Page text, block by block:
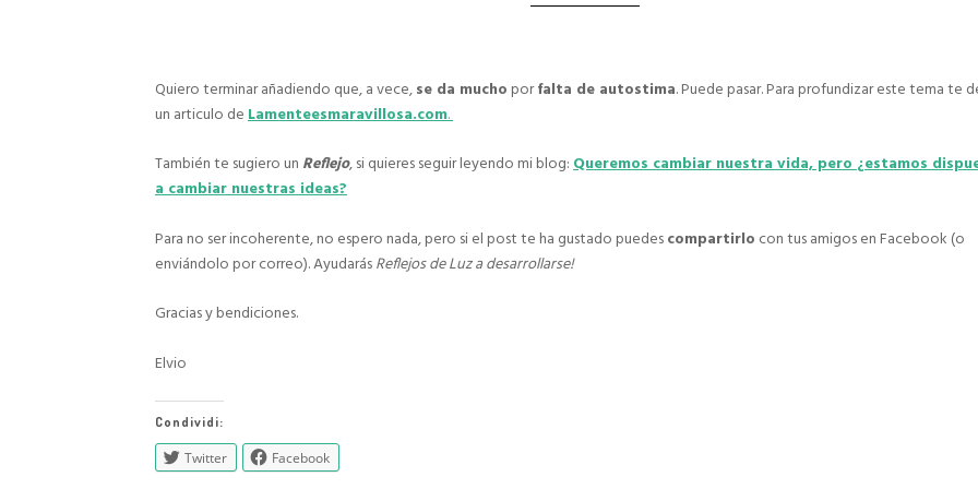
Quiero terminar añadiendo que, a vece,se da muchoporfalta de autostima. Puede pasar. Para profundizar este tema te
un articulo deLamenteesmaravillosa.com.
También te sugiero un Reflejo, si quieres seguir leyendo mi blog:Queremos cambiar nuestra vida, pero ¿estamos
a cambiar nuestras ideas?
Para no ser incoherente, no espero nada, pero si el post te ha gustado puedescompartirlo con tus amigos en Facebook (o
enviándolo por correo). AyudarásReflejos de Luz a desarrollarse!
Gracias y bendiciones.
Elvio
Condividi:
Twitter Facebook